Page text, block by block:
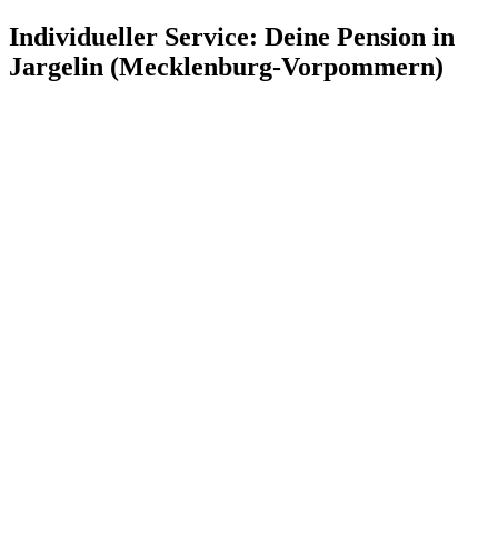
Individueller Service: Deine Pension in
Jargelin (Mecklenburg-Vorpommern)